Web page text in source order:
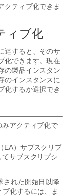
クティブ化できま
ィブ化
達すると、そのサ
化できます。現在
の製品インスタン
のインスタンスに
化するか選択でき
みアクティブ化で
EA）サブスクリプ
サブスクリプシ
された開始日以降
化するには、ま